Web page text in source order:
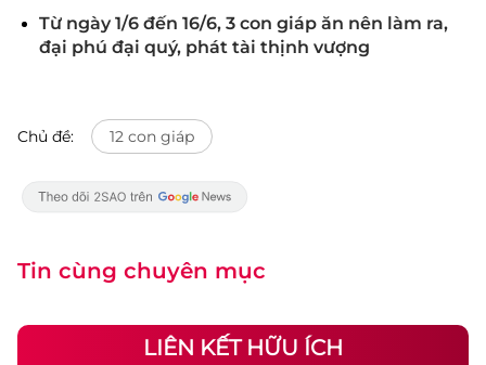
Từ ngày 1/6 đến 16/6, 3 con giáp ăn nên làm ra,
đại phú đại quý, phát tài thịnh vượng
Chủ đề: 12 con giáp
Tin cùng chuyên mục
LIÊN KẾT HỮU ÍCH